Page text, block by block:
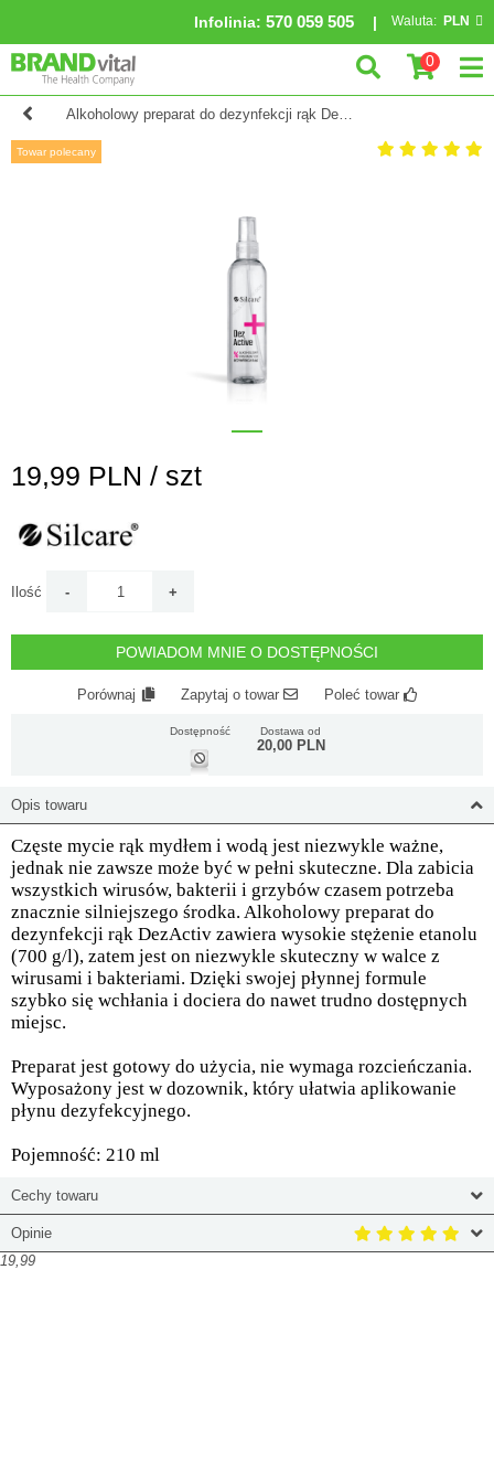
Infolinia: 570 059 505 Waluta: PLN
0
Alkoholowy preparat do dezynfekcji rąk DezActiv 210 ml
Towar polecany
19,99 PLN / szt
Ilość
POWIADOM MNIE O DOSTĘPNOŚCI
Porównaj Zapytaj o towar Poleć towar
Dostępność Dostawa od
20,00 PLN
Opis towaru
Częste mycie rąk mydłem i wodą jest niezwykle ważne,
jednak nie zawsze może być w pełni skuteczne. Dla zabicia
wszystkich wirusów, bakterii i grzybów czasem potrzeba
znacznie silniejszego środka. Alkoholowy preparat do
dezynfekcji rąk DezActiv zawiera wysokie stężenie etanolu
(700 g/l), zatem jest on niezwykle skuteczny w walce z
wirusami i bakteriami. Dzięki swojej płynnej formule
szybko się wchłania i dociera do nawet trudno dostępnych
miejsc.
Preparat jest gotowy do użycia, nie wymaga rozcieńczania.
Wyposażony jest w dozownik, który ułatwia aplikowanie
płynu dezyfekcyjnego.
Pojemność: 210 ml
Cechy towaru
Opinie
19,99